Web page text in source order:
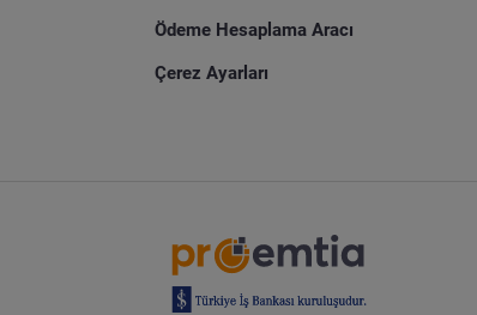
Ödeme Hesaplama Aracı
Çerez Ayarları